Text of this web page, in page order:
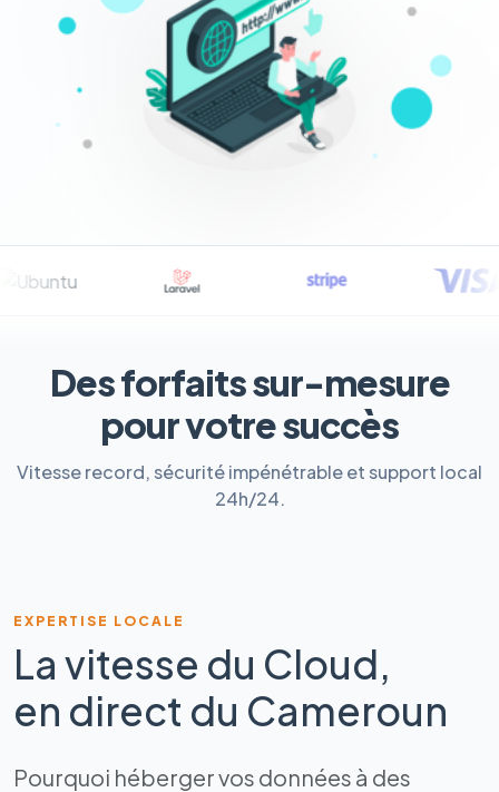
Des forfaits sur-mesure
pour votre succès
Vitesse record, sécurité impénétrable et support local
24h/24.
EXPERTISE LOCALE
La vitesse du Cloud,
en direct du Cameroun
Pourquoi héberger vos données à des